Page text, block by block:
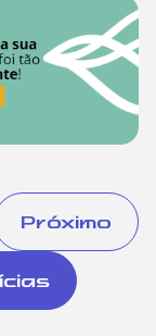
Próximo